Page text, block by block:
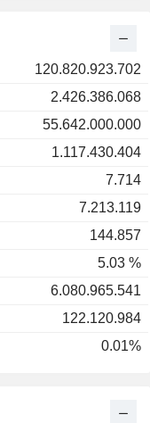
120.820.923.702
2.426.386.068
55.642.000.000
1.117.430.404
7.714
7.213.119
144.857
5.03 %
6.080.965.541
122.120.984
0.01%